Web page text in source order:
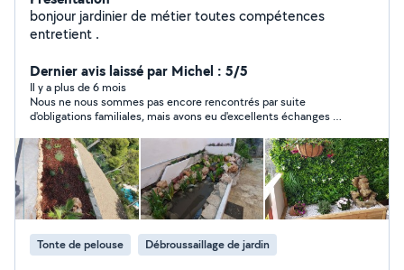
bonjour jardinier de métier toutes compétences
entretient .
Dernier avis laissé par Michel : 5/5
Il y a plus de 6 mois
Nous ne nous sommes pas encore rencontrés par suite
d'obligations familiales, mais avons eu d'excellents échanges à
et je pense que je ne serai pas déçu
Tonte de pelouse Débroussaillage de jardin